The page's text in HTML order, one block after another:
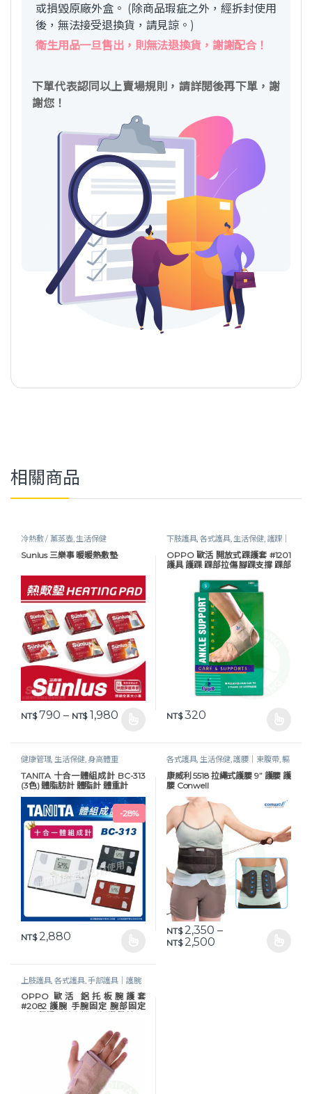
或損毀原廠外盒。 (除商品瑕疵之外，經拆封使用
後，無法接受退換貨，請見諒。)
衛生用品一旦售出，則無法退換貨，謝謝配合！
下單代表認同以上賣場規則，請詳閱後再下單，謝
謝您！
相關商品
冷熱敷 / 薰蒸壺,生活保健
Sunlus 三樂事 暖暖熱敷墊
NT$790 – NT$1,980價格範圍：NT$ 790 到 NT$ 1,980
下肢護具,各式護具,生活保健, 護踝｜
垂足板
OPPO 歐活 開放式踝護套 #1201
護具 護踝 踝部拉傷 腳踝支撐 踝部
NT$320
健康管理,生活保健,身高體重
TANITA 十合一體組成計 BC-313
(3色) 體脂肪計 體脂計 體重計
-28%
NT$2,880
此產品有多種款式。 可在產品頁面選擇選項
各式護具,生活保健,護腰｜束腹帶,軀
幹護具
康威利 5518 拉繩式護腰 9” 護腰 護
腰 Conwell
NT$2,350 –
NT$2,500價格範圍：NT$
此產品有多種款式。 可在產品頁
上肢護具,各式護具,手部護具｜護腕
｜手托板
,生活保健
OPPO 歐活 鋁托板腕護套
#2082 護腕 手腕固定 腕部固定